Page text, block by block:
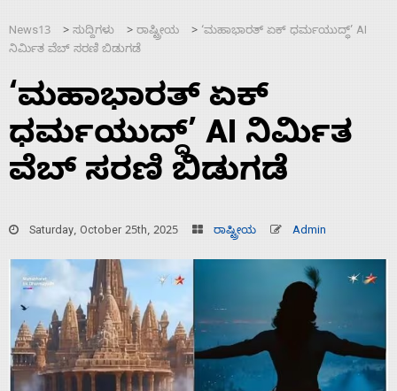
News13 > ಸುದ್ದಿಗಳು > ರಾಷ್ಟ್ರೀಯ > ‘ಮಹಾಭಾರತ್ ಏಕ್ ಧರ್ಮಯುದ್ಧ್’ AI
ನಿರ್ಮಿತ ವೆಬ್‌ ಸರಣಿ ಬಿಡುಗಡೆ
‘ಮಹಾಭಾರತ್ ಏಕ್
ಧರ್ಮಯುದ್ಧ್’ AI ನಿರ್ಮಿತ
ವೆಬ್‌ ಸರಣಿ ಬಿಡುಗಡೆ
Saturday, October 25th, 2025 ರಾಷ್ಟ್ರೀಯ Admin